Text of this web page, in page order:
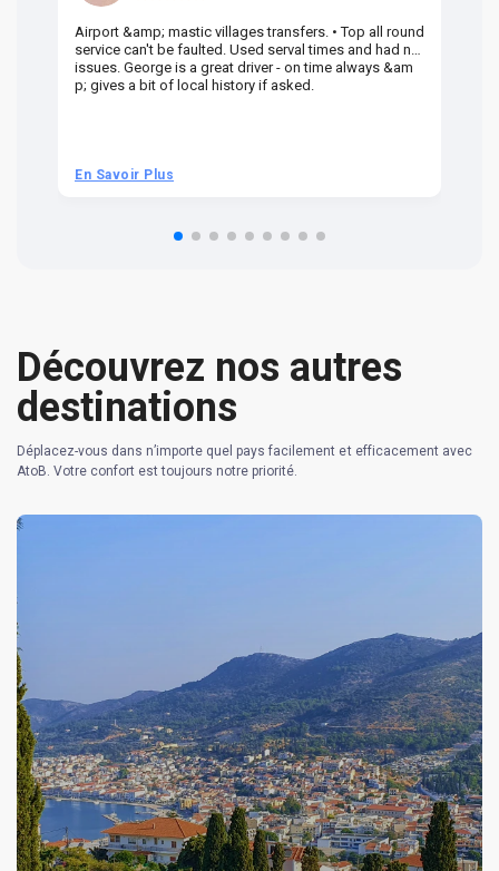
Airport &amp; mastic villages transfers. • Top all round
service can't be faulted. Used serval times and had no
issues. George is a great driver - on time always &am
p; gives a bit of local history if asked.
En Savoir Plus
Découvrez nos autres
destinations
Déplacez-vous dans n’importe quel pays facilement et efficacement avec
AtoB. Votre confort est toujours notre priorité.